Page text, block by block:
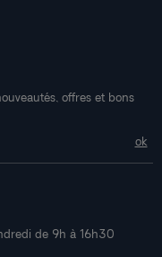
offres et bons
de 9h à 16h30